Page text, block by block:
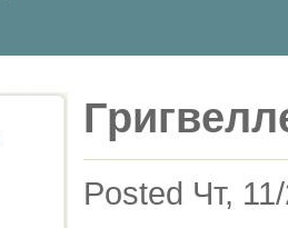
Posted Чт,